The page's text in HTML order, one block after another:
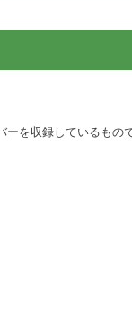
を収録しているも